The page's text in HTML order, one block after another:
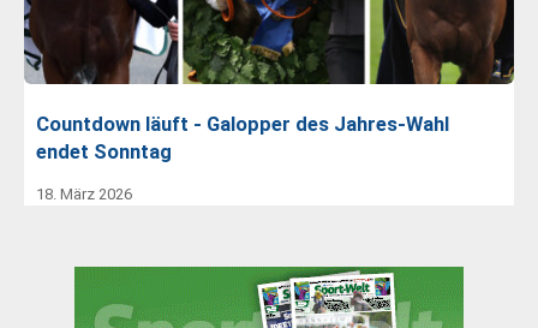
Countdown läuft - Galopper des Jahres-Wahl
endet Sonntag
18. März 2026